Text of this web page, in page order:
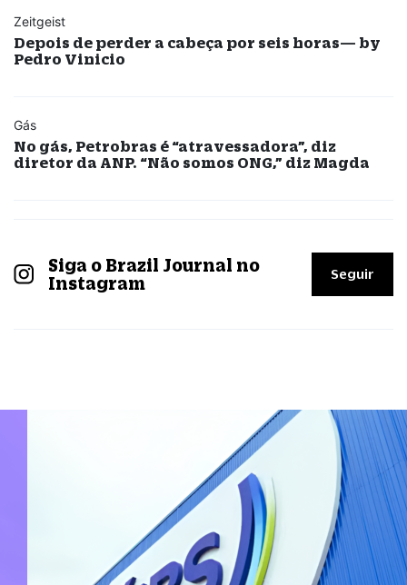
Zeitgeist
Depois de perder a cabeça por seis horas— by
Pedro Vinicio
Gás
No gás, Petrobras é “atravessadora”, diz
diretor da ANP. “Não somos ONG,” diz Magda
Siga o Brazil Journal no
Instagram
Seguir